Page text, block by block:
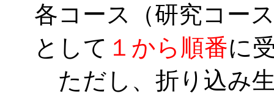
各コース（研究コー
として １から順番に
ただし、折り込み